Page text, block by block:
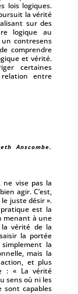
lois logiques.
la vérité
sur des
logique au
contresens
comprendre
et vérité.
certaines
entre
Anscombe.
ne vise pas la
agir. C’est,
juste désir ».
est la
menant à une
vérité de la
la portée
la
mais la
et plus
: « La vérité
sens où ni les
sont capables